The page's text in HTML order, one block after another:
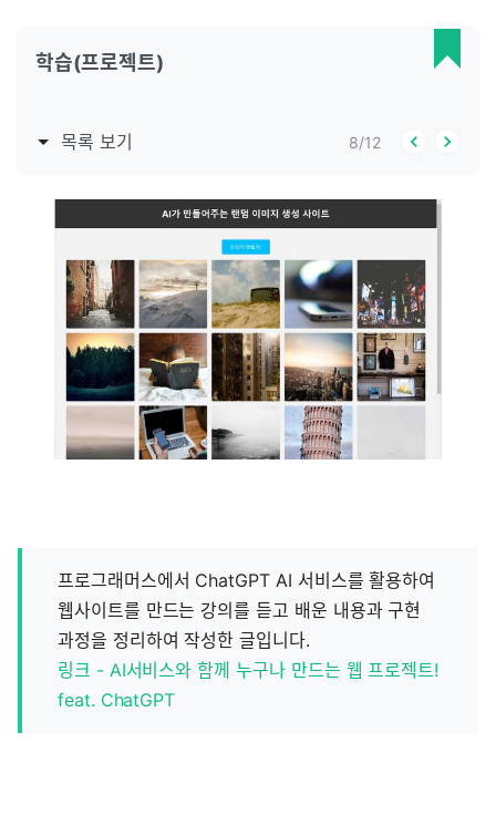
학습(프로젝트)
목록 보기 8/12
프로그래머스에서 ChatGPT AI 서비스를 활용하여
웹사이트를 만드는 강의를 듣고 배운 내용과 구현
과정을 정리하여 작성한 글입니다.
링크 - AI서비스와 함께 누구나 만드는 웹 프로젝트!
feat. ChatGPT